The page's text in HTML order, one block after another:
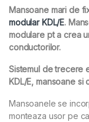
Mansoane mari de
modular KDL/E.
modulare pt a crea
conductorilor.
Sistemul de trecere
KDL/E, mansoane si
Mansoanele se
monteaza usor pe